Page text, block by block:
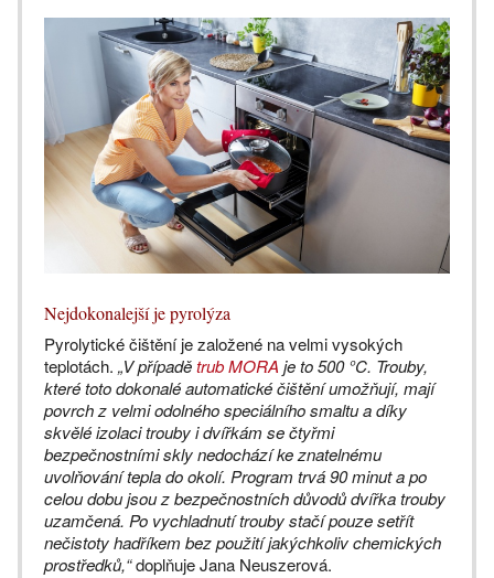
Nejdokonalejší je pyrolýza
Pyrolytické čištění je založené na velmi vysokých
teplotách. „V případětrub MORA je to 500 °C. Trouby,
které toto dokonalé automatické čištění umožňují, mají
povrch z velmi odolného speciálního smaltu a díky
skvělé izolaci trouby i dvířkám se čtyřmi
bezpečnostními skly nedochází ke znatelnému
uvolňování tepla do okolí. Program trvá 90 minut a po
celou dobu jsou z bezpečnostních důvodů dvířka trouby
uzamčená. Po vychladnutí trouby stačí pouze setřít
nečistoty hadříkem bez použití jakýchkoliv chemických
prostředků,“doplňuje Jana Neuszerová.